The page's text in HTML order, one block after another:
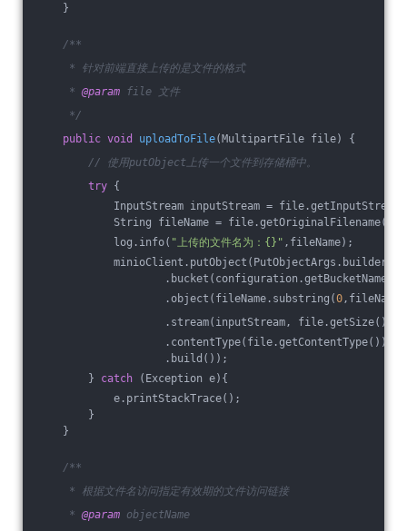
}
/**
* 针对前端直接上传的是文件的格式
* @param file 文件
*/
public void uploadToFile(MultipartFile file)
{
// 使用putObject上传一个文件到存储桶中。
try {
InputStream inputStream =
String fileName = file.getOriginalFilename();
log.info( "上传的文件名为：{}" ,fileName);
minioClient.putObject(PutObjectArgs.builder()
.bucket(configuration.getBucketName())
.object(fileName.substring(0
.stream(inputStream, file.getSize(), -
.contentType(file.getContentType())
.build());
} catch (Exception e){
e.printStackTrace();
}
}
/**
* 根据文件名访问指定有效期的文件访问链接
* @param objectName